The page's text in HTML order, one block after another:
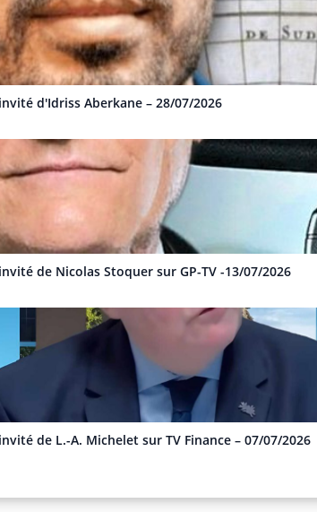
d'Idriss Aberkane – 28/07/2026
de Nicolas Stoquer sur GP-TV -13/07/2026
de L.-A. Michelet sur TV Finance – 07/07/2026